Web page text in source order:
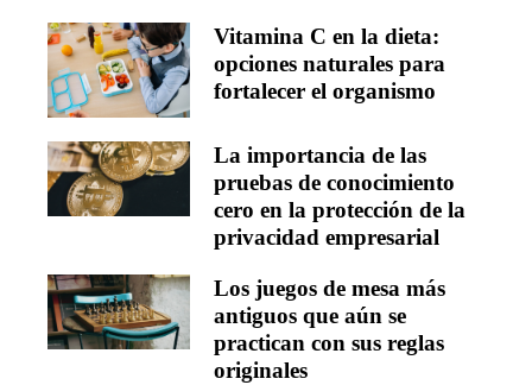
Vitamina C en la dieta:
opciones naturales para
fortalecer el organismo
La importancia de las
pruebas de conocimiento
cero en la protección de la
privacidad empresarial
Los juegos de mesa más
antiguos que aún se
practican con sus reglas
originales